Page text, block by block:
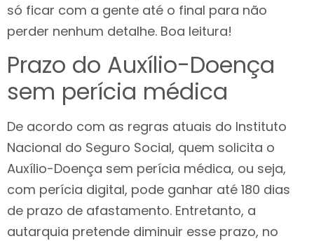
só ficar com a gente até o final para não
perder nenhum detalhe. Boa leitura!
Prazo do Auxílio-Doença
sem perícia médica
De acordo com as regras atuais do Instituto
Nacional do Seguro Social, quem solicita o
Auxílio-Doença sem perícia médica, ou seja,
com perícia digital, pode ganhar até 180 dias
de prazo de afastamento. Entretanto, a
autarquia pretende diminuir esse prazo, no